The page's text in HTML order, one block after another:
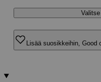
Lisää suosikkeihin, Good